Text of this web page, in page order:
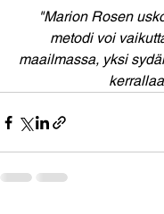
"Marion Rosen
metodi voi
maailmassa, yksi